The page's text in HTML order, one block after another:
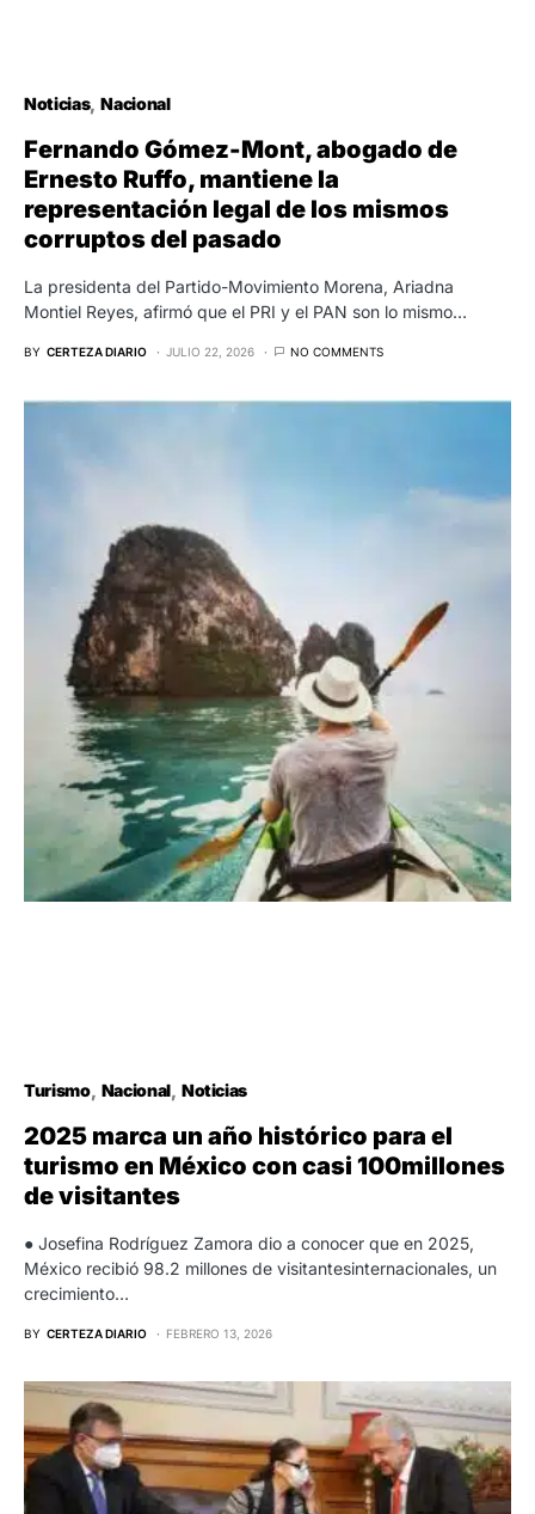
Noticias Nacional
Fernando Gómez-Mont, abogado de
Ernesto Ruffo, mantiene la
representación legal de los mismos
corruptos del pasado
La presidenta del Partido-Movimiento Morena, Ariadna
Montiel Reyes, afirmó que el PRI y el PAN son lo mismo…
BY CERTEZA DIARIO JULIO 22, 2026 NO COMMENTS
Turismo Nacional Noticias
2025 marca un año histórico para el
turismo en México con casi 100millones
de visitantes
● Josefina Rodríguez Zamora dio a conocer que en 2025,
México recibió 98.2 millones de visitantesinternacionales, un
crecimiento…
BY CERTEZA DIARIO FEBRERO 13, 2026